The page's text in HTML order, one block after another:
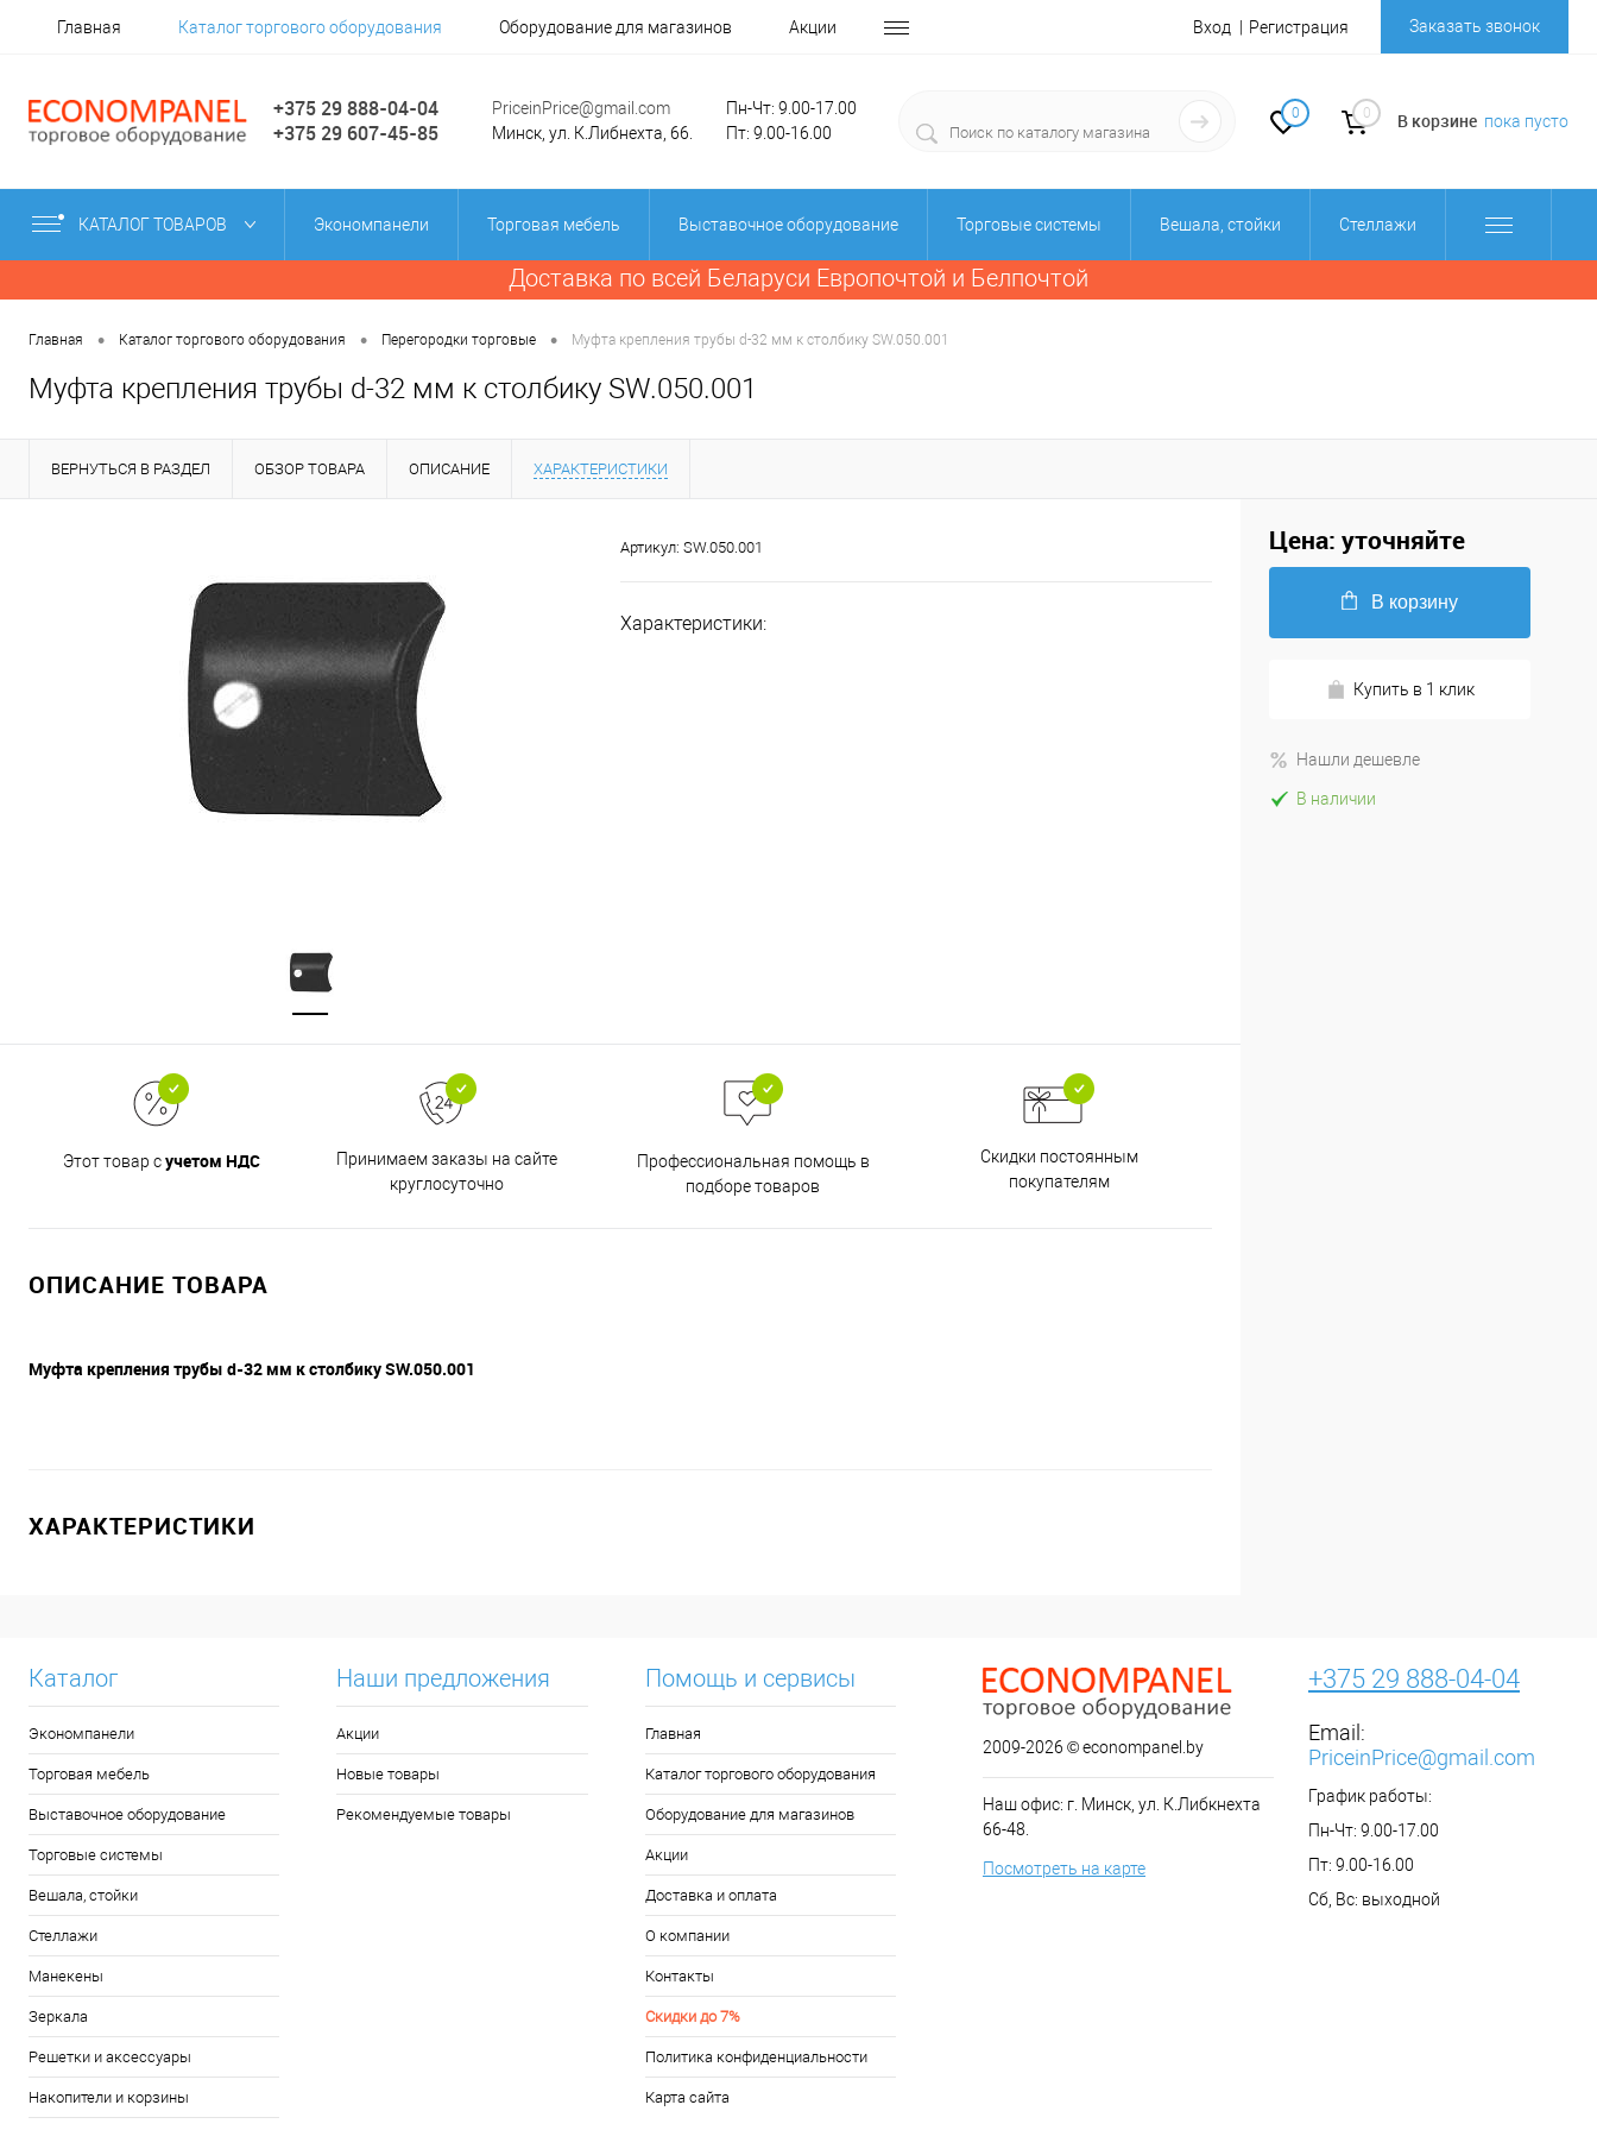
Главная Каталог торгового оборудования Оборудование для магазинов Акции Вход Регистрация Заказать звонок
+375 29 888-04-04
+375 29 607-45-85
PriceinPrice@gmail.com
Минск, ул. К.Либнехта, 66.
Пн-Чт: 9.00-17.00
Пт: 9.00-16.00
0 0 В корзине пока пусто
КАТАЛОГ ТОВАРОВ Экономпанели Торговая мебель Выставочное оборудование Торговые системы Вешала, стойки Стеллажи
Доставка по всей Беларуси Европочтой и Белпочтой
Главная • Каталог торгового оборудования • Перегородки торговые • Муфта крепления трубы d-32 мм к столбику SW.050.001
Муфта крепления трубы d-32 мм к столбику SW.050.001
ВЕРНУТЬСЯ В РАЗДЕЛ ОБЗОР ТОВАРА ОПИСАНИЕ ХАРАКТЕРИСТИКИ
Артикул: SW.050.001
Характеристики:
Этот товар сучетом НДС
Принимаем заказы на сайте
круглосуточно
Профессиональная помощь в
подборе товаров
Скидки постоянным
покупателям
ОПИСАНИЕ ТОВАРА
Муфта крепления трубы d-32 мм к столбику SW.050.001
ХАРАКТЕРИСТИКИ
Цена: уточняйте
В корзину
Купить в 1 клик
Нашли дешевле
В наличии
Каталог
Экономпанели
Торговая мебель
Выставочное оборудование
Торговые системы
Вешала, стойки
Стеллажи
Манекены
Зеркала
Решетки и аксессуары
Накопители и корзины
Наши предложения
Акции
Новые товары
Рекомендуемые товары
Помощь и сервисы
Главная
Каталог торгового оборудования
Оборудование для магазинов
Акции
Доставка и оплата
О компании
Контакты
Скидки до 7%
Политика конфиденциальности
Карта сайта
2009-2026 © econompanel.by
Наш офис: г. Минск, ул. К.Либкнехта
66-48.
Посмотреть на карте
+375 29 888-04-04
Email:
PriceinPrice@gmail.com
График работы:
Пн-Чт: 9.00-17.00
Пт: 9.00-16.00
Сб, Вс: выходной